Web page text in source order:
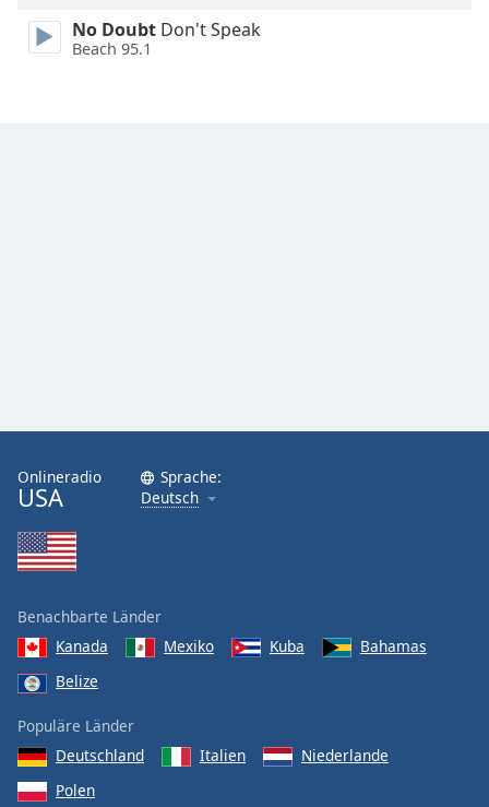
No Doubt Don't Speak
Beach 95.1
Onlineradio
USA
Sprache:
Deutsch
Benachbarte Länder
Kanada
Mexiko Kuba
Bahamas
Belize
Populäre Länder
Deutschland
Italien
Niederlande
Polen